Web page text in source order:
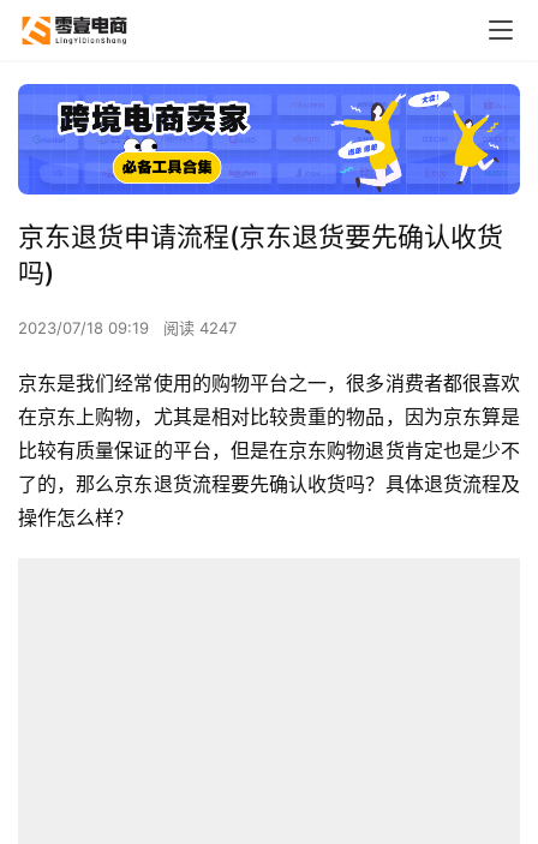
京东退货申请流程(京东退货要先确认收货
吗)
2023/07/18 09:19 阅读 4247
京东是我们经常使用的购物平台之一，很多消费者都很喜欢
在京东上购物，尤其是相对比较贵重的物品，因为京东算是
比较有质量保证的平台，但是在京东购物退货肯定也是少不
了的，那么京东退货流程要先确认收货吗？具体退货流程及
操作怎么样？